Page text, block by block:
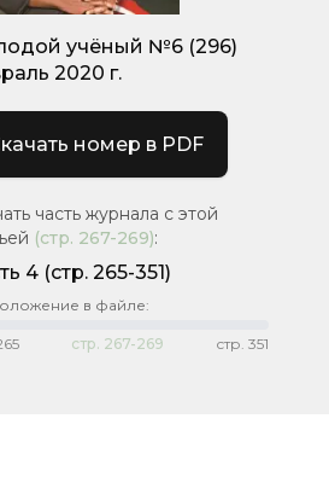
учёный №6 (296)
2020 г.
номер в PDF
часть журнала с этой
(стр. 267-269):
4 (стр. 265-351)
в файле:
стр. 267-269 стр. 351